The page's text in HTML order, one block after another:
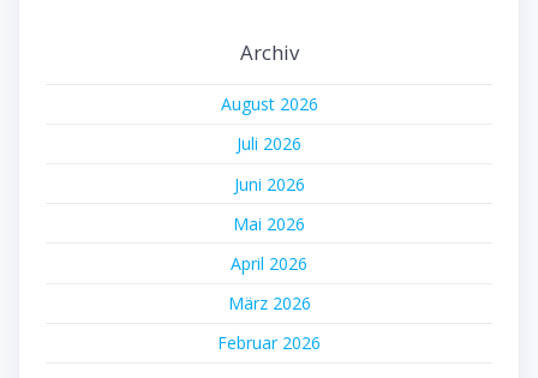
Archiv
August 2026
Juli 2026
Juni 2026
Mai 2026
April 2026
März 2026
Februar 2026